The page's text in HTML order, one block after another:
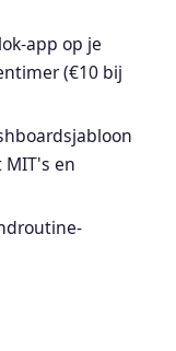
app op je
(€10 bij
en